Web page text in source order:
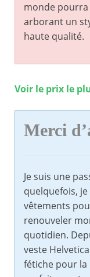
monde
arborant un
haute qualité.
Voir le prix le
Merci
Je suis une
quelquefois, je
vêtements
renouveler
quotidien.
veste
fétiche pour la